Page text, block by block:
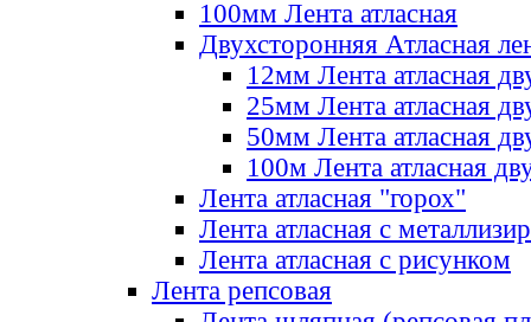
100мм Лента атласная
Двухсторонняя Атласная
12мм Лента атласная
25мм Лента атласная
50мм Лента атласная
100м Лента атласная
Лента атласная "горох"
Лента атласная с
Лента атласная с рисунком
Лента репсовая